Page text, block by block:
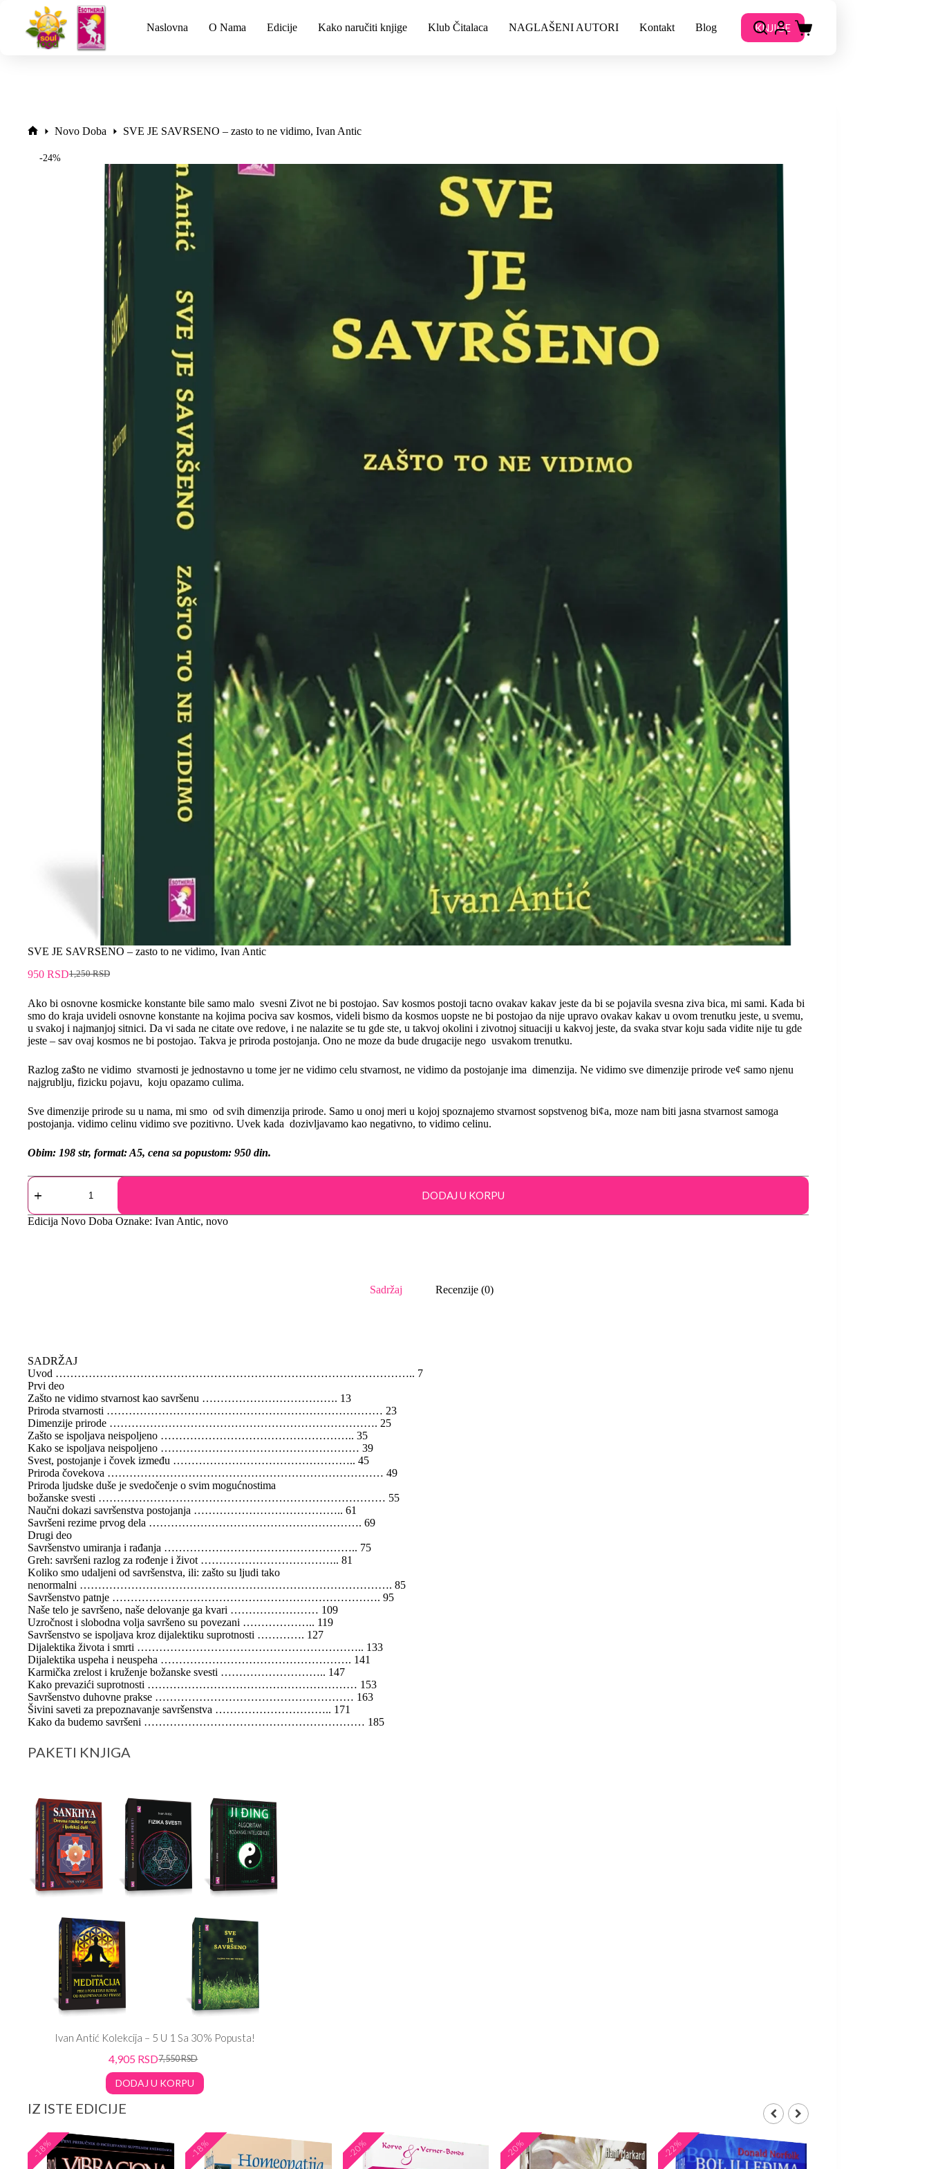
Naslovna O Nama Edicije Kako naručiti knjige Klub Čitalaca NAGLAŠENI AUTORI Kontakt Blog KNJIGE
Novo Doba SVE JE SAVRSENO – zasto to ne vidimo, Ivan Antic
-24%
SVE JE SAVRSENO – zasto to ne vidimo, Ivan Antic
1,250RSD
950 RSD
Ako bi osnovne kosmicke konstante bile samo malo svesni Zivot ne bi postojao. Sav kosmos postoji tacno ovakav kakav jeste da bi se pojavila svesna ziva bica, mi sami. Kada bi
smo do kraja uvideli osnovne konstante na kojima pociva sav kosmos, videli bismo da kosmos uopste ne bi postojao da nije upravo ovakav kakav u ovom trenutku jeste, u svemu,
u svakoj i najmanjoj sitnici. Da vi sada ne citate ove redove, i ne nalazite se tu gde ste, u takvoj okolini i zivotnoj situaciji u kakvoj jeste, da svaka stvar koju sada vidite nije tu gde
jeste – sav ovaj kosmos ne bi postojao. Takva je priroda postojanja. Ono ne moze da bude drugacije nego usvakom trenutku.
Razlog za$to ne vidimo stvarnosti je jednostavno u tome jer ne vidimo celu stvarnost, ne vidimo da postojanje ima dimenzija. Ne vidimo sve dimenzije prirode ve¢ samo njenu
najgrublju, fizicku pojavu, koju opazamo culima.
Sve dimenzije prirode su u nama, mi smo od svih dimenzija prirode. Samo u onoj meri u kojoj spoznajemo stvarnost sopstvenog bi¢a, moze nam biti jasna stvarnost samoga
postojanja. vidimo celinu vidimo sve pozitivno. Uvek kada dozivljavamo kao negativno, to vidimo celinu.
Obim: 198 str, format: A5, cena sa popustom: 950 din.
DODAJ U KORPU
Edicija Novo Doba Oznake: Ivan Antic, novo
Sadržaj Recenzije (0)
SADRŽAJ
Uvod …………………………………………………………………………………….. 7
Prvi deo
Zašto ne vidimo stvarnost kao savršenu ………………………………. 13
Priroda stvarnosti ………………………………………………………………… 23
Dimenzije prirode ………………………………………………………………. 25
Zašto se ispoljava neispoljeno …………………………………………….. 35
Kako se ispoljava neispoljeno ……………………………………………… 39
Svest, postojanje i čovek između ………………………………………….. 45
Priroda čovekova ………………………………………………………………… 49
Priroda ljudske duše je svedočenje o svim mogućnostima
božanske svesti …………………………………………………………………… 55
Naučni dokazi savršenstva postojanja ………………………………….. 61
Savršeni rezime prvog dela …………………………………………………. 69
Drugi deo
Savršenstvo umiranja i rađanja …………………………………………….. 75
Greh: savršeni razlog za rođenje i život ……………………………….. 81
Koliko smo udaljeni od savršenstva, ili: zašto su ljudi tako
nenormalni …………………………………………………………………………. 85
Savršenstvo patnje ………………………………………………………………. 95
Naše telo je savršeno, naše delovanje ga kvari …………………… 109
Uzročnost i slobodna volja savršeno su povezani ……………….. 119
Savršenstvo se ispoljava kroz dijalektiku suprotnosti …………. 127
Dijalektika života i smrti …………………………………………………….. 133
Dijalektika uspeha i neuspeha ……………………………………………. 141
Karmička zrelost i kruženje božanske svesti ……………………….. 147
Kako prevazići suprotnosti ………………………………………………… 153
Savršenstvo duhovne prakse ……………………………………………… 163
Šivini saveti za prepoznavanje savršenstva ………………………….. 171
Kako da budemo savršeni …………………………………………………… 185
PAKETI KNJIGA
Ivan Antić Kolekcija – 5 U 1 Sa 30% Popusta!
7,550RSD
4,905 RSD
DODAJ U KORPU
IZ ISTE EDICIJE
-18% -18% -20% -20% -22%